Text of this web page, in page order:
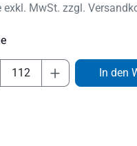
exkl. MwSt. zzgl.
Anzahl: Gib
In den